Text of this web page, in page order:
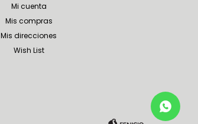
Mi cuenta
Mis compras
Mis direcciones
Wish List